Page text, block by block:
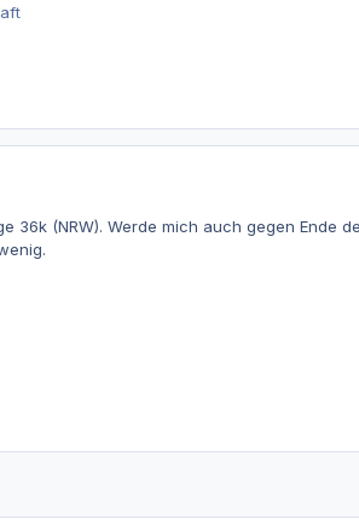
(NRW). Werde mich auch gegen Ende